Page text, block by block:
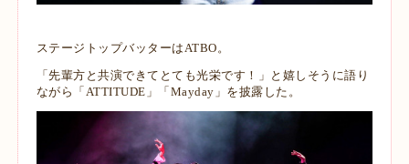
ステージトップバッターはATBO。
「先輩方と共演できてとても光栄です！」と嬉しそうに語り
ながら「ATTITUDE」「Mayday」を披露した。